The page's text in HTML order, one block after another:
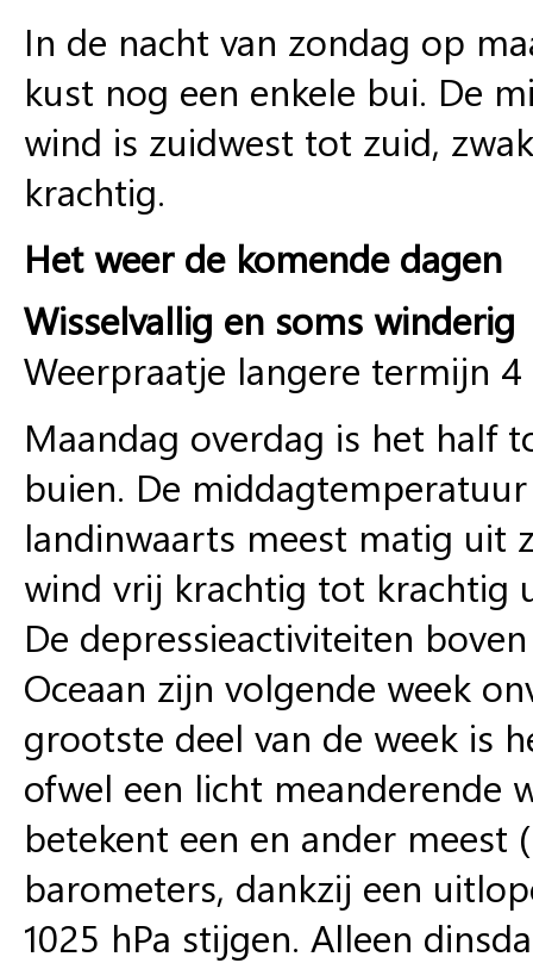
In de nacht van zondag op
kust nog een enkele bui. De
wind is zuidwest tot zuid,
krachtig.
Het weer de komende dagen
Wisselvallig en soms winderig
Weerpraatje langere termijn
Maandag overdag is het half
buien. De
landinwaarts meest matig uit
wind vrij krachtig tot krachtig
De depressieactiviteiten
Oceaan zijn volgende week
grootste deel van de week is
ofwel een licht meanderende
betekent een en ander meest
barometers, dankzij een
1025 hPa stijgen. Alleen